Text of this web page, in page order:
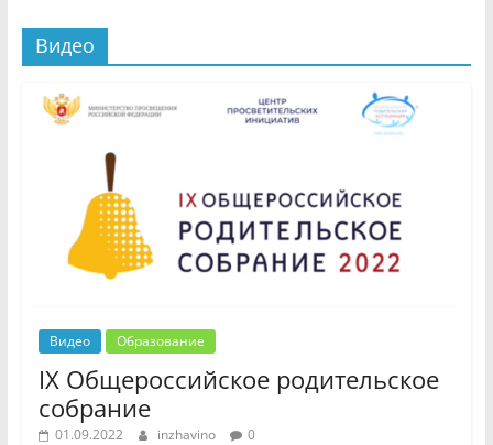
Видео
Видео Образование
IX Общероссийское родительское
собрание
01.09.2022 inzhavino 0